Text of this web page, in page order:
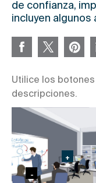
de confianza,
incluyen
Utilice los
descripciones.